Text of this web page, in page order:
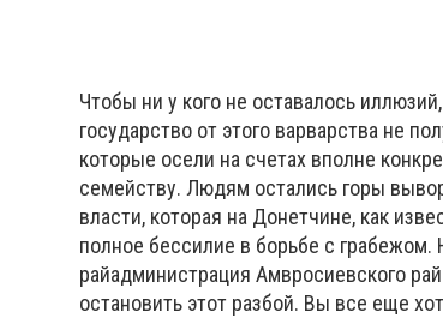
Чтобы ни у кого не оставалось
государство от этого варварства не
которые осели на счетах вполне
семейству. Людям остались горы
власти, которая на Донетчине, как
полное бессилие в борьбе с грабежом.
райадминистрация Амвросиевского
остановить этот разбой. Вы все еще